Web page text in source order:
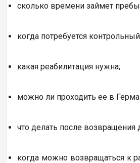
сколько времени займет
когда потребуется
какая реабилитация нужна;
можно ли проходить ее в
что делать после возвращения
когда можно возвращаться к